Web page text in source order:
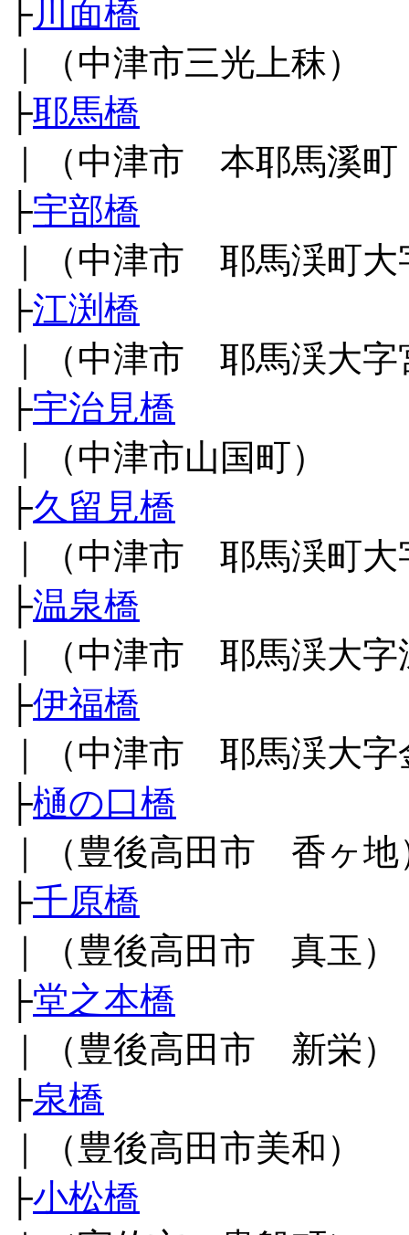
├川面橋
｜（中津市三光上秣）
├耶馬橋
｜（中津市 本耶馬溪
├宇部橋
｜（中津市 耶馬渓町大
├江渕橋
｜（中津市 耶馬渓大字
├宇治見橋
｜（中津市山国町）
├久留見橋
｜（中津市 耶馬渓町大
├温泉橋
｜（中津市 耶馬渓大字
├伊福橋
｜（中津市 耶馬渓大字
├樋の口橋
｜（豊後高田市 香ヶ地
├千原橋
｜（豊後高田市 真玉）
├堂之本橋
｜（豊後高田市 新栄）
├泉橋
｜（豊後高田市美和）
├小松橋